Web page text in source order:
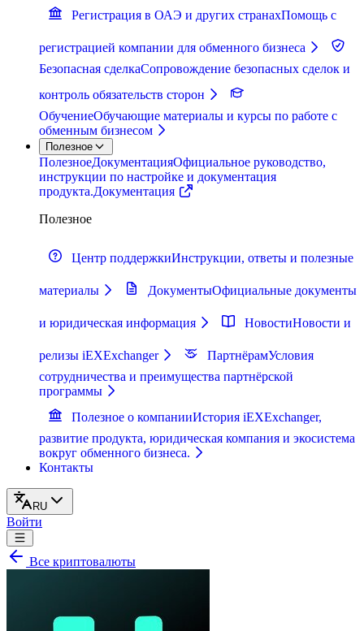
Регистрация в ОАЭ и других странахПомощь с
регистрацией компании для обменного бизнеса
Безопасная сделкаСопровождение безопасных сделок и
контроль обязательств сторон
ОбучениеОбучающие материалы и курсы по работе с
обменным бизнесом
Полезное
ПолезноеДокументацияОфициальное руководство,
инструкции по настройке и документация
продукта.Документация
Полезное
Центр поддержкиИнструкции, ответы и полезные
материалы ДокументыОфициальные документы
и юридическая информация НовостиНовости и
релизы iEXExchanger ПартнёрамУсловия
сотрудничества и преимущества партнёрской
программы
Полезное о компанииИстория iEXExchanger,
развитие продукта, юридическая компания и экосистема
вокруг обменного бизнеса.
Контакты
RU
Войти
Все криптовалюты